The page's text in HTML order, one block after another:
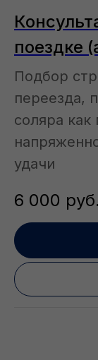
поездке
Подбор
переезда,
соляра
удачи
6 000 руб.